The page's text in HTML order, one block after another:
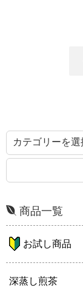
商品一覧
お試し商品
深蒸し煎茶